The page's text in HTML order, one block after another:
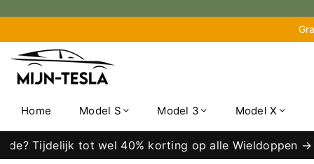
TESLA
Home Model S Model 3 Model X
Tijdelijk tot wel 40% korting op alle Wieldoppen →